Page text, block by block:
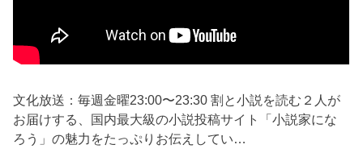
文化放送：毎週金曜23:00〜23:30 割と小説を読む２人が
お届けする、国内最大級の小説投稿サイト「小説家にな
ろう」の魅力をたっぷりお伝えしてい…